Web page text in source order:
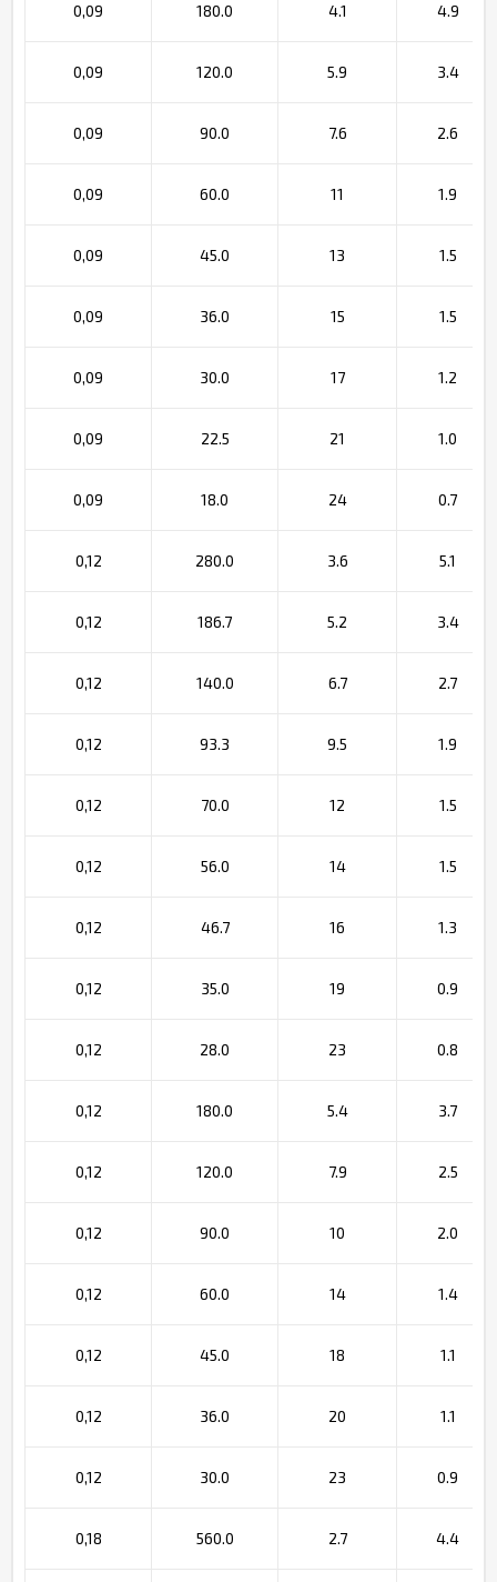
0,09 180.0 4.1 4.9
0,09 120.0 5.9 3.4
0,09 90.0 7.6 2.6
0,09 60.0 11 1.9
0,09 45.0 13 1.5
0,09 36.0 15 1.5
0,09 30.0 17 1.2
0,09 22.5 21 1.0
0,09 18.0 24 0.7
0,12 280.0 3.6 5.1
0,12 186.7 5.2 3.4
0,12 140.0 6.7 2.7
0,12 93.3 9.5 1.9
0,12 70.0 12 1.5
0,12 56.0 14 1.5
0,12 46.7 16 1.3
0,12 35.0 19 0.9
0,12 28.0 23 0.8
0,12 180.0 5.4 3.7
0,12 120.0 7.9 2.5
0,12 90.0 10 2.0
0,12 60.0 14 1.4
0,12 45.0 18 1.1
0,12 36.0 20 1.1
0,12 30.0 23 0.9
0,18 560.0 2.7 4.4